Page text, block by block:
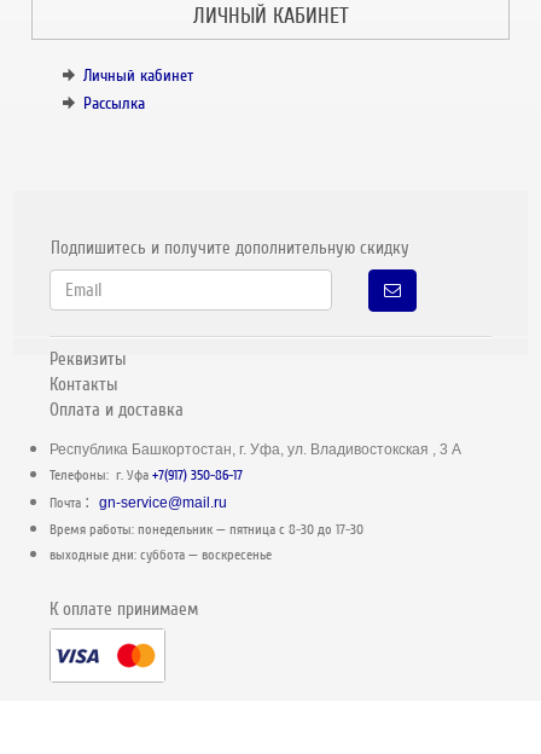
ЛИЧНЫЙ КАБИНЕТ
Личный кабинет
Рассылка
Подпишитесь и получите дополнительную скидку
Реквизиты
Контакты
Оплата и доставка
Республика Башкортостан, г. Уфа, ул. Владивостокская , 3 А
Телефоны: г. Уфа+7(917) 350-86-17
Почта :gn-service@mail.ru
Время работы: понедельник — пятница c 8-30 до 17-30
выходные дни: суббота — воскресенье
К оплате принимаем